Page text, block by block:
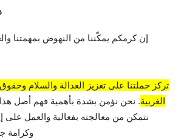
إن كرمكم يمكّننا من النهوض بمهمتنا
تركز حملتنا على تعزيز العدالة والسلام
الغربية. نحن نؤمن بشدة بأهمية فهم أصل هذا
نتمكن من معالجته بفعالية والعمل
وكرامة